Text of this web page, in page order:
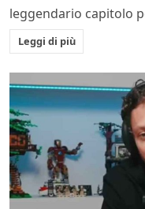
leggendario capitolo
Leggi di più